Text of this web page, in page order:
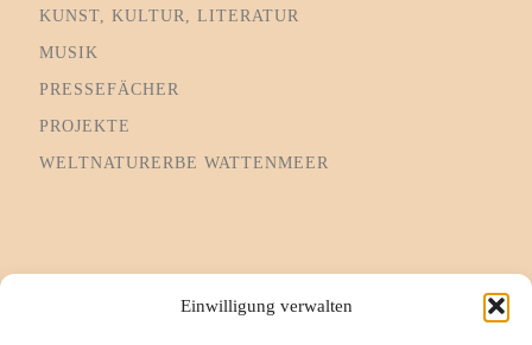
Einwilligung verwalten
KUNST, KULTUR, LITERATUR
MUSIK
PRESSEFÄCHER
PROJEKTE
WELTNATURERBE WATTENMEER
Informationsseiten